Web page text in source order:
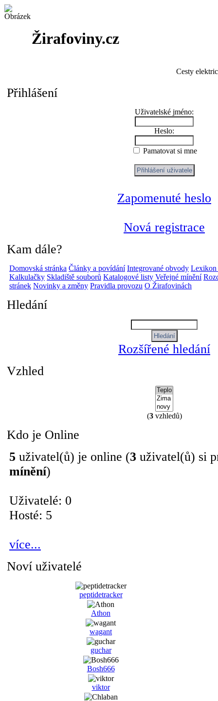
Žirafoviny.cz
Cesty
Přihlášení
Uživatelské jméno:
Heslo:
Pamatovat si mne
Zapomenuté heslo
Nová registrace
Kam dále?
Domovská stránka Články a povídání Integrované obvody Lexikon
Kalkulačky Skladiště souborů Katalogové listy Veřejné mínění
stránek Novinky a změny Pravidla provozu O Žirafovinách
Hledání
Rozšířené hledání
Vzhled
(3vzhledů)
Kdo je Online
5 uživatel(ů) je online (3 uživatel(ů) si
mínění)
Uživatelé: 0
Hosté: 5
více...
Noví uživatelé
peptidetracker
Athon
wagant
guchar
Bosh666
viktor